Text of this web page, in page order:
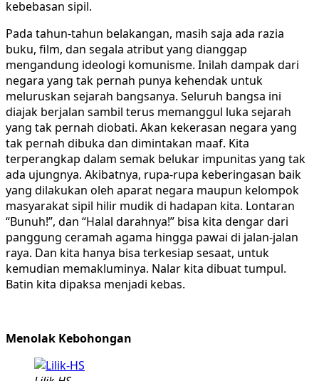
kebebasan sipil.
Pada tahun-tahun belakangan, masih saja ada razia
buku, film, dan segala atribut yang dianggap
mengandung ideologi komunisme. Inilah dampak dari
negara yang tak pernah punya kehendak untuk
meluruskan sejarah bangsanya. Seluruh bangsa ini
diajak berjalan sambil terus memanggul luka sejarah
yang tak pernah diobati. Akan kekerasan negara yang
tak pernah dibuka dan dimintakan maaf. Kita
terperangkap dalam semak belukar impunitas yang tak
ada ujungnya. Akibatnya, rupa-rupa keberingasan baik
yang dilakukan oleh aparat negara maupun kelompok
masyarakat sipil hilir mudik di hadapan kita. Lontaran
“Bunuh!”, dan “Halal darahnya!” bisa kita dengar dari
panggung ceramah agama hingga pawai di jalan-jalan
raya. Dan kita hanya bisa terkesiap sesaat, untuk
kemudian memakluminya. Nalar kita dibuat tumpul.
Batin kita dipaksa menjadi kebas.
Menolak Kebohongan